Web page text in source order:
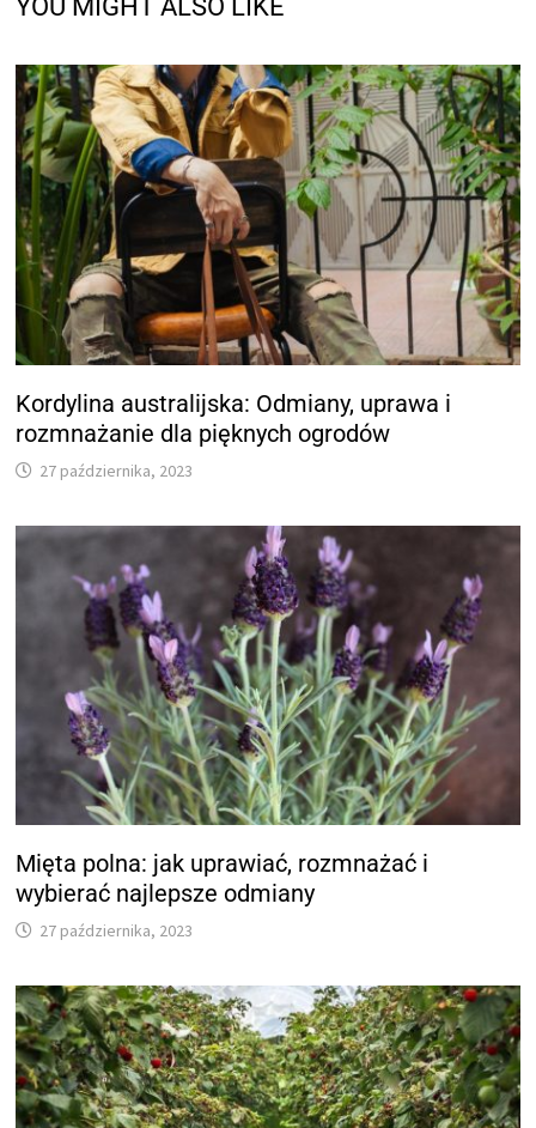
YOU MIGHT ALSO LIKE
Kordylina australijska: Odmiany, uprawa i
rozmnażanie dla pięknych ogrodów
27 października, 2023
Mięta polna: jak uprawiać, rozmnażać i
wybierać najlepsze odmiany
27 października, 2023